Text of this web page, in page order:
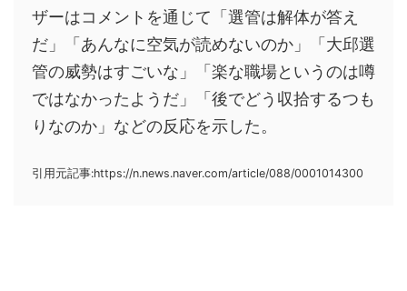
ザーはコメントを通じて「選管は解体が答え
だ」「あんなに空気が読めないのか」「大邱選
管の威勢はすごいな」「楽な職場というのは噂
ではなかったようだ」「後でどう収拾するつも
りなのか」などの反応を示した。
引用元記事:https://n.news.naver.com/article/088/0001014300